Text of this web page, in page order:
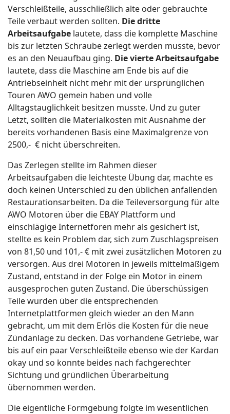
Verschleißteile, ausschließlich alte oder gebrauchte
Teile verbaut werden sollten. Die dritte
Arbeitsaufgabe lautete, dass die komplette Maschine
bis zur letzten Schraube zerlegt werden musste, bevor
es an den Neuaufbau ging. Die vierte Arbeitsaufgabe
lautete, dass die Maschine am Ende bis auf die
Antriebseinheit nicht mehr mit der ursprünglichen
Touren AWO gemein haben und volle
Alltagstauglichkeit besitzen musste. Und zu guter
Letzt, sollten die Materialkosten mit Ausnahme der
bereits vorhandenen Basis eine Maximalgrenze von
2500,- € nicht überschreiten.
Das Zerlegen stellte im Rahmen dieser
Arbeitsaufgaben die leichteste Übung dar, machte es
doch keinen Unterschied zu den üblichen anfallenden
Restaurationsarbeiten. Da die Teileversorgung für alte
AWO Motoren über die EBAY Plattform und
einschlägige Internetforen mehr als gesichert ist,
stellte es kein Problem dar, sich zum Zuschlagspreisen
von 81,50 und 101,- € mit zwei zusätzlichen Motoren zu
versorgen. Aus drei Motoren in jeweils mittelmäßigem
Zustand, entstand in der Folge ein Motor in einem
ausgesprochen guten Zustand. Die überschüssigen
Teile wurden über die entsprechenden
Internetplattformen gleich wieder an den Mann
gebracht, um mit dem Erlös die Kosten für die neue
Zündanlage zu decken. Das vorhandene Getriebe, war
bis auf ein paar Verschleißteile ebenso wie der Kardan
okay und so konnte beides nach fachgerechter
Sichtung und gründlichen Überarbeitung
übernommen werden.
Die eigentliche Formgebung folgte im wesentlichen